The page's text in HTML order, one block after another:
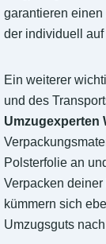
garantieren
der individuell
Ein weiterer
und des
Umzugexperten
Polsterfolie an
Verpacken deiner
kümmern sich
Umzugsguts